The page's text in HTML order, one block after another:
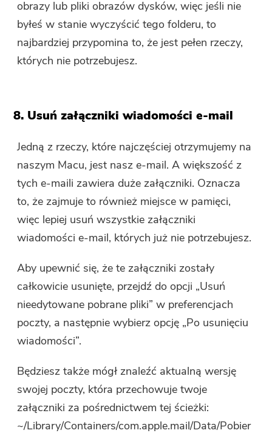
obrazy lub pliki obrazów dysków, więc jeśli nie
byłeś w stanie wyczyścić tego folderu, to
najbardziej przypomina to, że jest pełen rzeczy,
których nie potrzebujesz.
8. Usuń załączniki wiadomości e-mail
Jedną z rzeczy, które najczęściej otrzymujemy na
naszym Macu, jest nasz e-mail. A większość z
tych e-maili zawiera duże załączniki. Oznacza
to, że zajmuje to również miejsce w pamięci,
więc lepiej usuń wszystkie załączniki
wiadomości e-mail, których już nie potrzebujesz.
Aby upewnić się, że te załączniki zostały
całkowicie usunięte, przejdź do opcji „Usuń
nieedytowane pobrane pliki” w preferencjach
poczty, a następnie wybierz opcję „Po usunięciu
wiadomości”.
Będziesz także mógł znaleźć aktualną wersję
swojej poczty, która przechowuje twoje
załączniki za pośrednictwem tej ścieżki:
~/Library/Containers/com.apple.mail/Data/Pobier